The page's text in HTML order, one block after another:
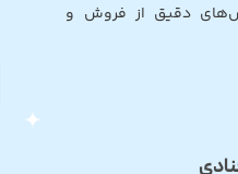
دقیق از فروش و